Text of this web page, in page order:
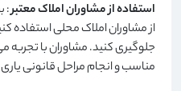
استفاده از مشاوران املاک معتبر:
از مشاوران املاک محلی استفاده
جلوگیری کنید. مشاوران با تجربه
مناسب و انجام مراحل قانونی